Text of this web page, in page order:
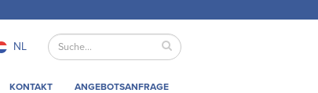
NL
KONTAKT ANGEBOTSANFRAGE